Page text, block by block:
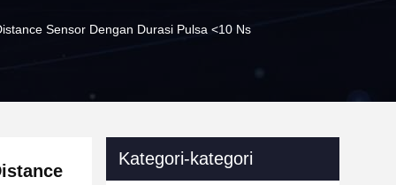
Sensor Dengan Durasi Pulsa <10 Ns
Kategori-kategori